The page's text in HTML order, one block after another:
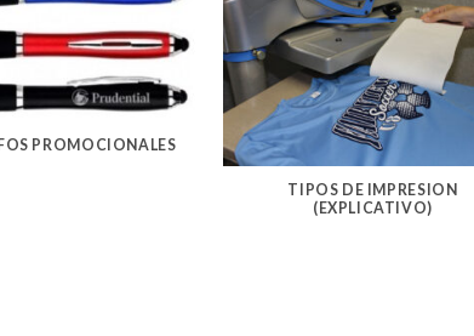
PROMOCIONALES
TIPOS DE IMPRESION
(EXPLICATIVO)